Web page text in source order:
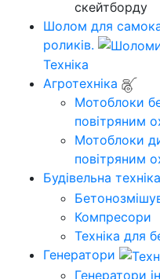
Шолом для
роликів.
Техніка
Агротехніка
Мотоблоки
повітряним
Мотоблоки
повітряним
Будівельна техніка
Компресори
Техніка для
Генератори
Генератори